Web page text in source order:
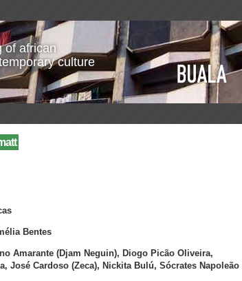
of african
culture
Bentes
Amarante (Djam Neguin), Diogo Picão Oliveira,
José Cardoso (Zeca), Nickita Bulú, Sócrates Napoleão